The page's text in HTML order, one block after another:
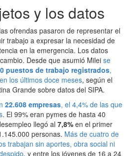
y los datos
ofrendas pasaron de representar el
trabajo a expresar la necesidad de
en la emergencia. Los datos
Desde que asumió Milei se
puestos de trabajo registrados,
los últimos doce meses, según el
Grande sobre datos del SIPA.
22.608 empresas, el 4,4% de las que
. El 99% eran pymes de hasta 40
llegó al 7,8%en el primer
personas. Más de cuatro de
trabajan sin aportes, obra social ni
, y entre los jóvenes de 16 a 24